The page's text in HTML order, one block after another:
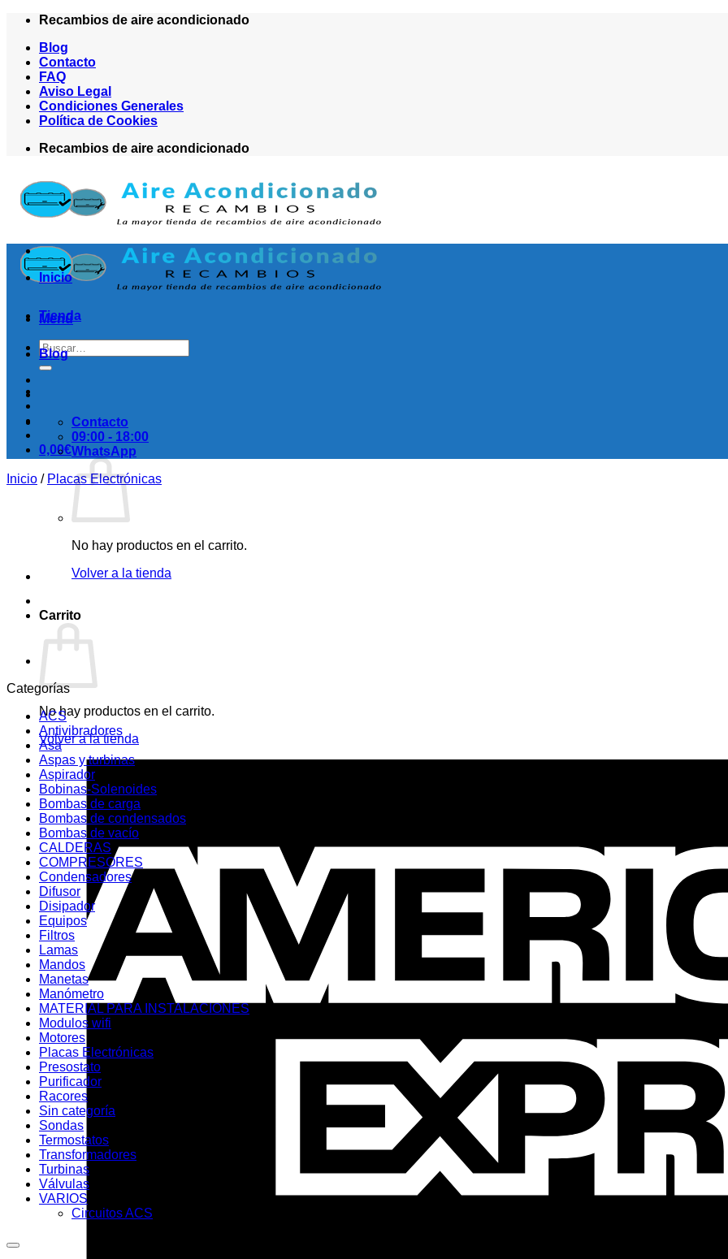
Saltar
contenido
Recambios de aire acondicionado
Blog
Contacto
FAQ
Aviso Legal
Condiciones Generales
Política de Cookies
Recambios de aire acondicionado
Menú
Buscar
por:
0,00€
No hay productos en el carrito.
Volver a la tienda
Carrito
No hay productos en el carrito.
Volver a la tienda
Inicio
Tienda
Blog
Contacto
09:00 - 18:00
WhatsApp
Inicio / Placas Electrónicas
Categorías
ACS
Antivibradores
Asa
Aspas y turbinas
Aspirador
Bobinas-Solenoides
Bombas de carga
Bombas de condensados
Bombas de vacío
CALDERAS
COMPRESORES
Condensadores
Difusor
Disipador
Equipos
Filtros
Lamas
Mandos
Manetas
Manómetro
MATERIAL PARA INSTALACIONES
Modulos wifi
Motores
Placas Electrónicas
Presostato
Purificador
Racores
Sin categoría
Sondas
Termostatos
Transformadores
Turbinas
Válvulas
VARIOS
Circuitos ACS